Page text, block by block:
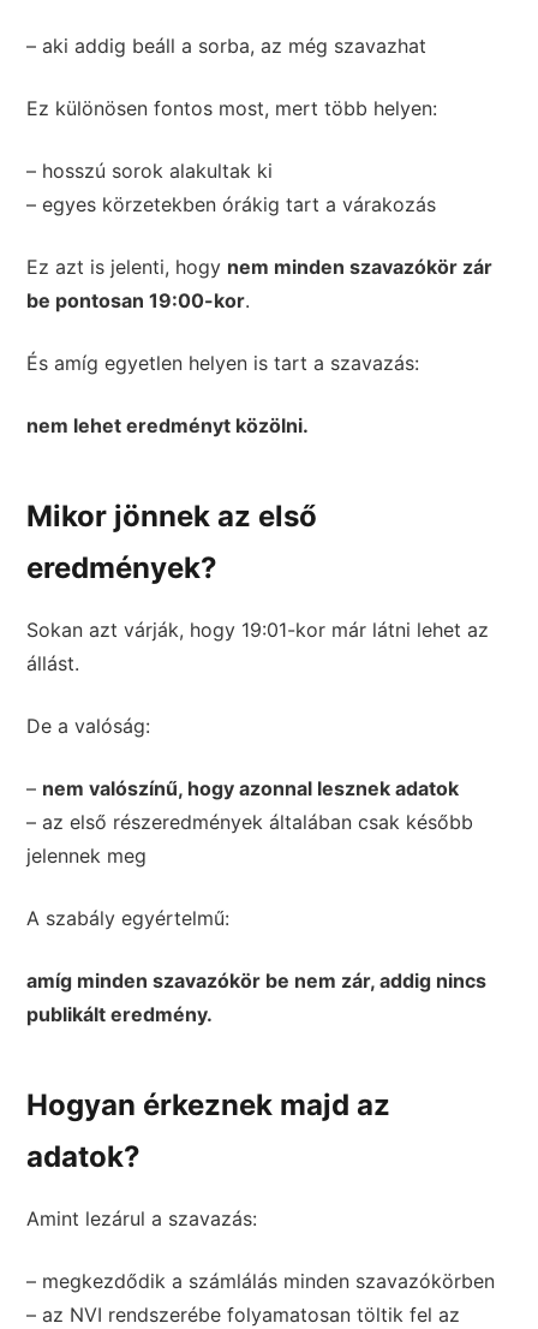
– aki addig beáll a sorba, az még szavazhat
Ez különösen fontos most, mert több helyen:
– hosszú sorok alakultak ki
– egyes körzetekben órákig tart a várakozás
Ez azt is jelenti, hogy nem minden szavazókör zár
be pontosan 19:00-kor.
És amíg egyetlen helyen is tart a szavazás:
nem lehet eredményt közölni.
Mikor jönnek az első
eredmények?
Sokan azt várják, hogy 19:01-kor már látni lehet az
állást.
De a valóság:
– nem valószínű, hogy azonnal lesznek adatok
– az első részeredmények általában csak később
jelennek meg
A szabály egyértelmű:
amíg minden szavazókör be nem zár, addig nincs
publikált eredmény.
Hogyan érkeznek majd az
adatok?
Amint lezárul a szavazás:
– megkezdődik a számlálás minden szavazókörben
– az NVI rendszerébe folyamatosan töltik fel az